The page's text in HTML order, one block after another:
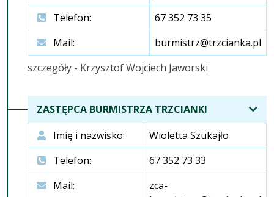
szczegóły - Krzysztof Wojciech Jaworski
Telefon:
67 352 73 35
Mail:
burmistrz@trzcianka.pl
ZASTĘPCA BURMISTRZA TRZCIANKI
Imię i nazwisko:
Wioletta Szukajło
Telefon:
67 352 73 33
Mail:
zca-